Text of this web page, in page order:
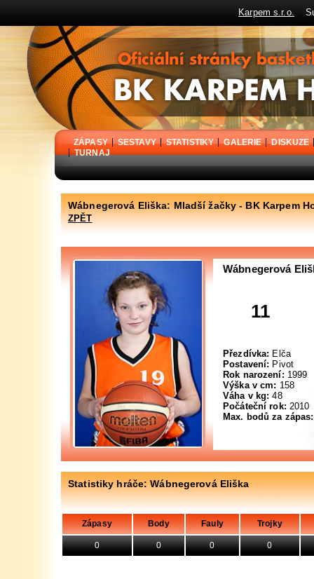
Karpem s.r.o.
BK Karpem Holýšov - oficiální stránky basketbalového klubu
ZÁPASY SESTAVY STATISTIKY GALERIE
DISKUZE
TURNAJ
Wábnegerová Eliška: Mladší žačky - BK Karpem
ZPĚT
Wábnegerová
11
Přezdívka: Elča
Postavení: Pivot
Rok narození: 1999
Výška v cm: 158
Váha v kg: 48
Počáteční rok: 2010
Max. bodů za zápas:
Statistiky hráče: Wábnegerová Eliška
Zápasy Body Fauly Trojky
0 0 0 0